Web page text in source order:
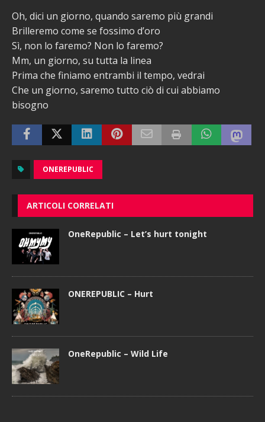
Oh, dici un giorno, quando saremo più grandi
Brilleremo come se fossimo d’oro
Sì, non lo faremo? Non lo faremo?
Mm, un giorno, su tutta la linea
Prima che finiamo entrambi il tempo, vedrai
Che un giorno, saremo tutto ciò di cui abbiamo
bisogno
ONEREPUBLIC
ARTICOLI CORRELATI
OneRepublic – Let’s hurt tonight
ONEREPUBLIC – Hurt
OneRepublic – Wild Life